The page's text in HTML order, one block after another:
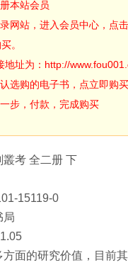
本站会员
网站，进入会员中心，点
。
地址为：http://
选购的电子书，点立即购
步，付款，完成购买
考 全二册 下
15119-0
局
方面的研究价值，目前